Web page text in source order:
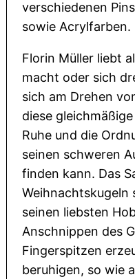
verschiedenen
sowie Acrylfarben.
Florin Müller liebt
macht oder sich
sich am Drehen
diese
Ruhe und die
seinen schweren
finden kann. Das
Weihnachtskugeln
seinen liebsten
Anschnippen des
Fingerspitzen
beruhigen, so wie